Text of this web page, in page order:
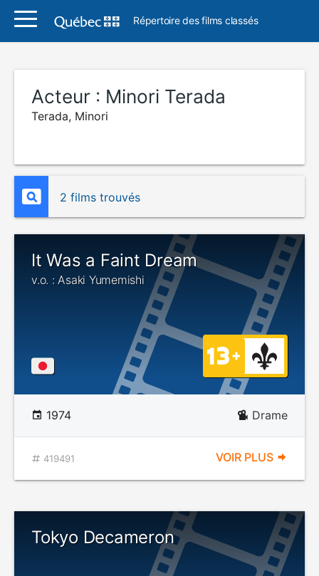
Répertoire des films classés
Acteur : Minori Terada
Terada, Minori
2 films trouvés
It Was a Faint Dream
v.o. : Asaki Yumemishi
1974 Drame
419491 VOIR PLUS
Tokyo Decameron